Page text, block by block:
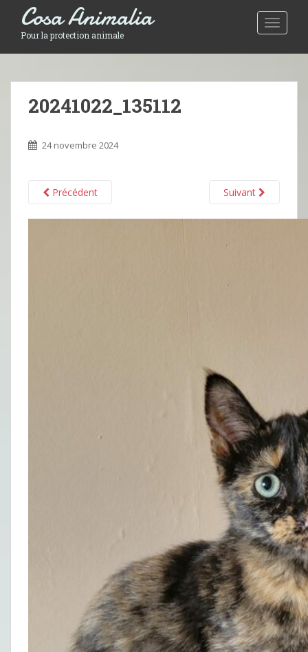
Toggle
Cosa Animalia
Pour la protection animale
20241022_135112
24 novembre 2024
Précédent Suivant